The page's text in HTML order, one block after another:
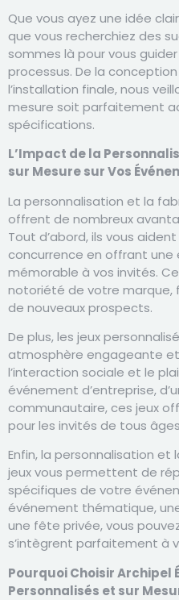
Que vous ayez une idée
que vous recherchiez des
sommes là pour vous
processus. De la
l’installation finale, nous
mesure soit parfaitement
spécifications.
L’Impact de la
sur Mesure sur Vos
La personnalisation et la
offrent de nombreux
Tout d’abord, ils vous
concurrence en offrant une
mémorable à vos invités.
notoriété de votre marque,
de nouveaux prospects.
De plus, les jeux
atmosphère engageante
l’interaction sociale et le
événement d’entreprise,
communautaire, ces jeux
pour les invités de tous
Enfin, la personnalisation
jeux vous permettent de
spécifiques de votre
événement thématique,
une fête privée, vous
s’intègrent parfaitement à
Pourquoi Choisir Archipel
Personnalisés et sur